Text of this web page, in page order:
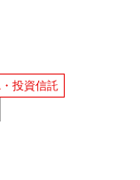
投資信託